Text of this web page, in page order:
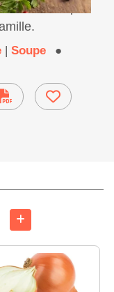
tient au corps,
| Soupe
●